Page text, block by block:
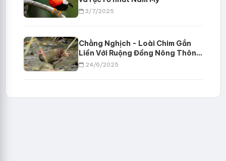
3/7/2025
Chằng Nghịch - Loài Chim Gắn
Liền Với Ruộng Đồng Nông Thôn
Việt Nam
24/6/2025